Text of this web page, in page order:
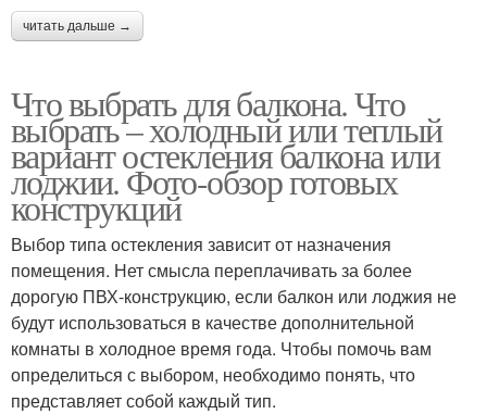
читать дальше →
Что выбрать для балкона. Что
выбрать – холодный или теплый
вариант остекления балкона или
лоджии. Фото-обзор готовых
конструкций
Выбор типа остекления зависит от назначения
помещения. Нет смысла переплачивать за более
дорогую ПВХ-конструкцию, если балкон или лоджия не
будут использоваться в качестве дополнительной
комнаты в холодное время года. Чтобы помочь вам
определиться с выбором, необходимо понять, что
представляет собой каждый тип.